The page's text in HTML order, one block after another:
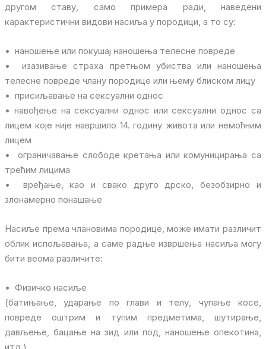
другом ставу, само примера ради, наведени
карактеристични видови насиља у породици, а то су:
• наношење или покушај наношења телесне повреде
• изазивање страха претњом убиства или наношења
телесне повреде члану породице или њему блиском лицу
• присиљавање на сексуални однос
• навођење на сексуални однос или сексуални однос са
лицем које није навршило 14. годину живота или немоћним
лицем
• ограничавање слободе кретања или комуницирања са
трећим лицима
• вређање, као и свако друго дрско, безобзирно и
злонамерно понашање
Насиље према члановима породице, може имати различит
облик испољавања, а саме радње извршења насиља могу
бити веома различите:
• Физичко насиље
(батињање, ударање по глави и телу, чупање косе,
повреде оштрим и тупим предметима, шутирање,
дављење, бацање на зид или под, наношење опекотина,